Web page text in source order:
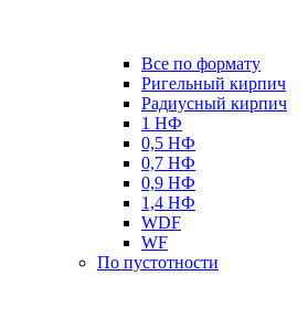
Все по формату
Ригельный кирпич
Радиусный кирпич
1 НФ
0,5 НФ
0,7 НФ
0,9 НФ
1,4 НФ
WDF
WF
По пустотности